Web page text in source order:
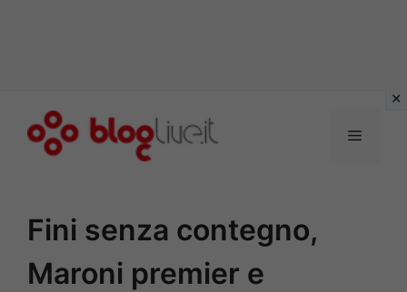
Menu
Fini senza contegno,
Maroni premier e